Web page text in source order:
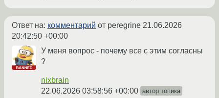
Ответ на: комментарий от peregrine 21.06.2026
20:42:50 +00:00
У меня вопрос - почему все с этим согласны
?
nixbrain
22.06.2026 03:58:56 +00:00 автор топика